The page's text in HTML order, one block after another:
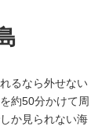
るなら外せない
約50分かけて周
か見られない海